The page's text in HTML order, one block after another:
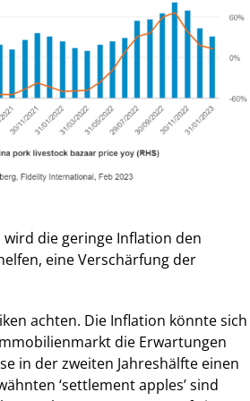
die geringe Inflation den
eine Verschärfung der
achten. Die Inflation könnte sich
die Erwartungen
in der zweiten Jahreshälfte einen
‘settlement apples’ sind